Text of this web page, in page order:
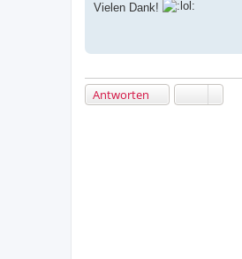
a
Vielen Dank!
Antworten